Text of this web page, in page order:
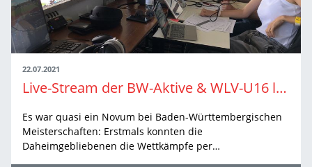
22.07.2021
Live-Stream der BW-Aktive & WLV-U16 lockt viele Zuschauer vor die Bildschirme
Es war quasi ein Novum bei Baden-Württembergischen
Meisterschaften: Erstmals konnten die
Daheimgebliebenen die Wettkämpfe per…